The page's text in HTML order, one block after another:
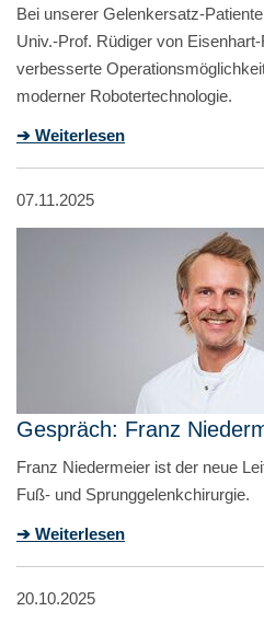
Bei unserer Gelenkersatz-
Univ.-Prof. Rüdiger von
verbesserte
moderner Robotertechnologie.
➔ Weiterlesen
07.11.2025
Gespräch: Franz
Franz Niedermeier ist der neue
Fuß- und Sprunggelenkchirurgie.
➔ Weiterlesen
20.10.2025